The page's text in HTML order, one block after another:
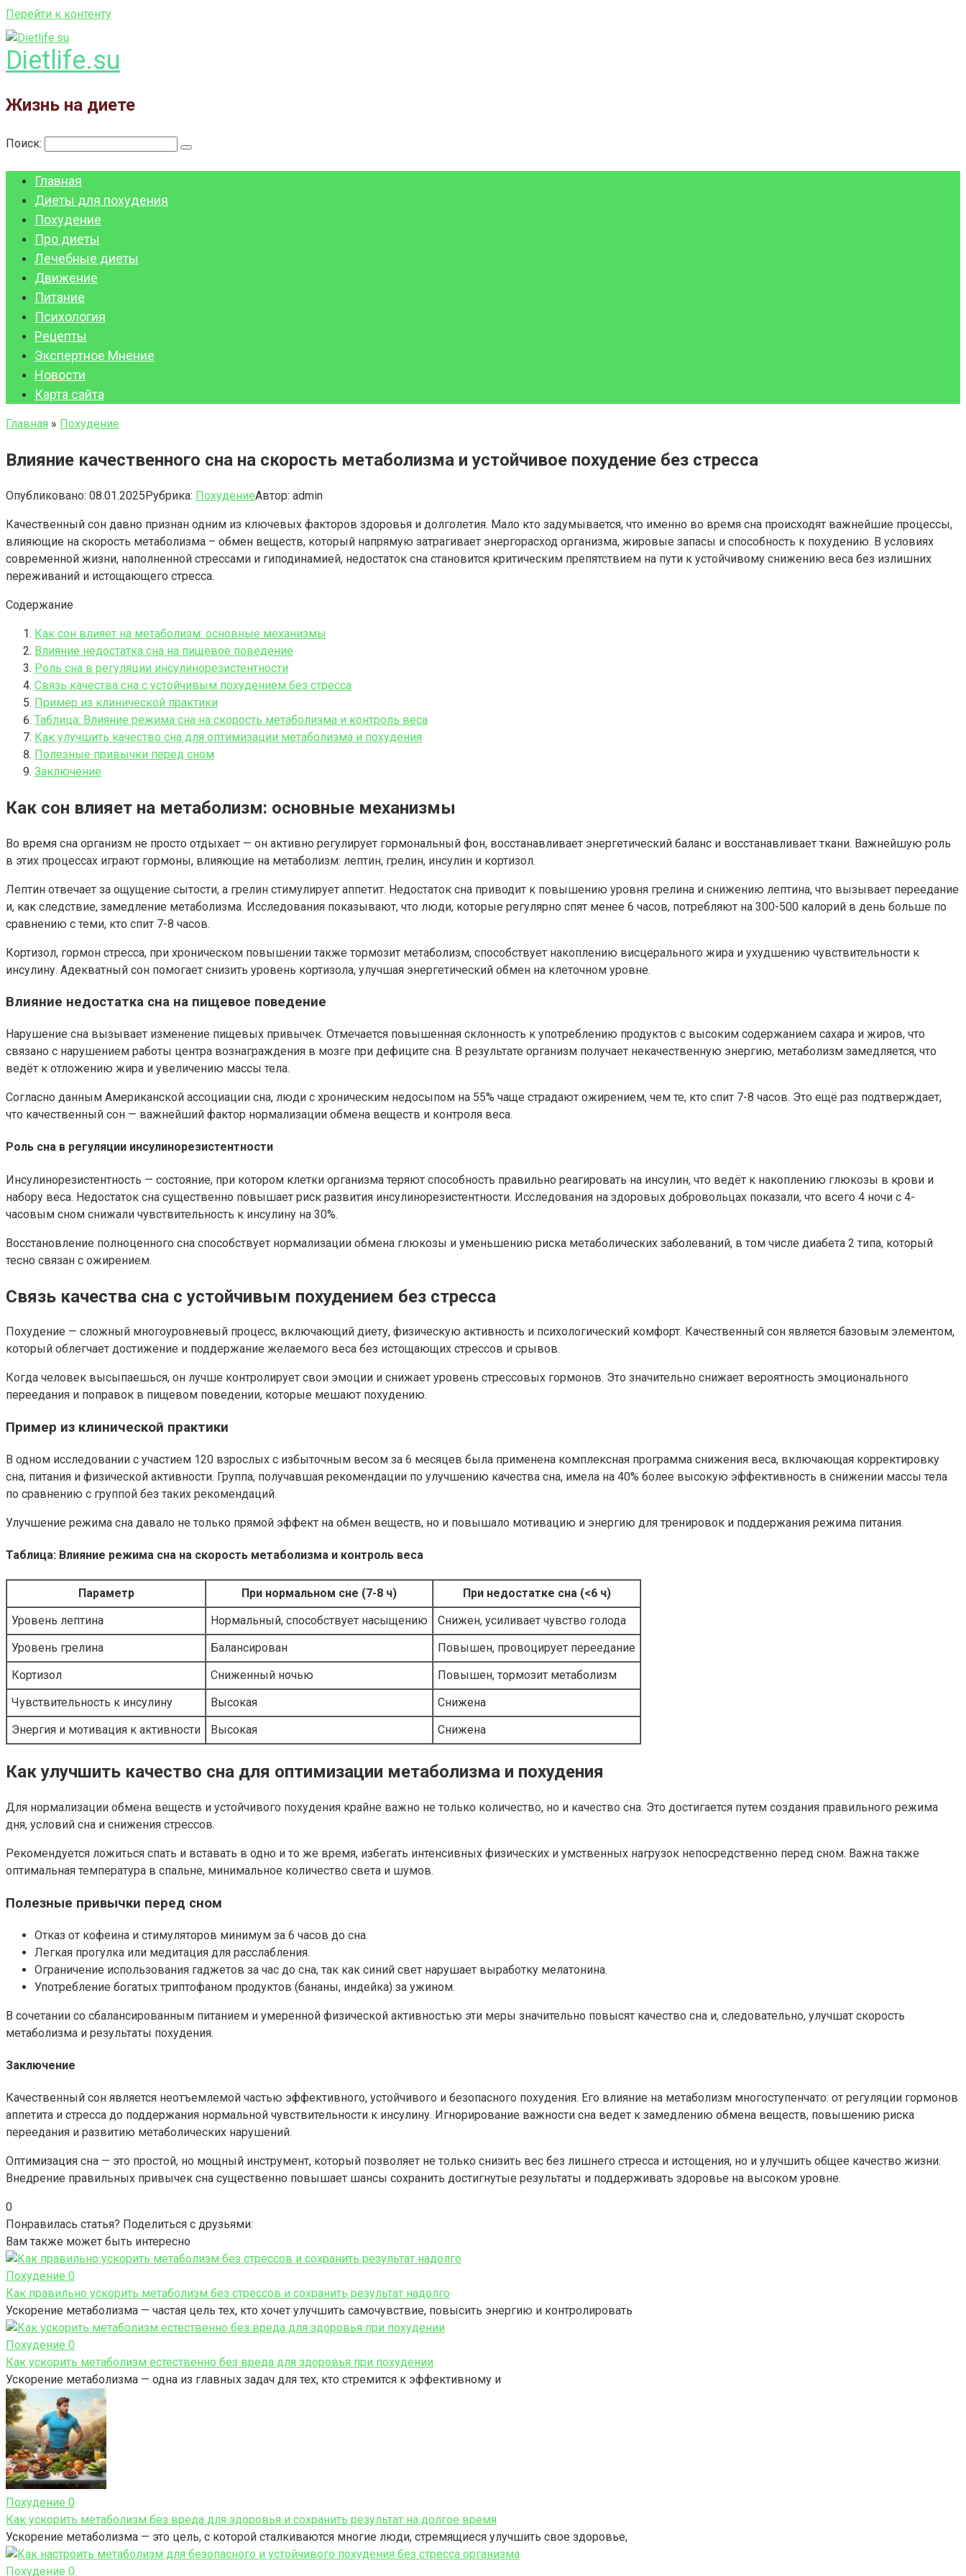
Перейти к контенту
Dietlife.su
Жизнь на диете
Поиск:
Главная
Диеты для похудения
Похудение
Про диеты
Лечебные диеты
Движение
Питание
Психология
Рецепты
Экспертное Мнение
Новости
Карта сайта
Главная » Похудение
Влияние качественного сна на скорость метаболизма и устойчивое похудение без стресса
Опубликовано: 08.01.2025Рубрика: ПохудениеАвтор: admin
Качественный сон давно признан одним из ключевых факторов здоровья и долголетия. Мало кто задумывается, что именно во время сна происходят важнейшие процессы,
влияющие на скорость метаболизма – обмен веществ, который напрямую затрагивает энергорасход организма, жировые запасы и способность к похудению. В условиях
современной жизни, наполненной стрессами и гиподинамией, недостаток сна становится критическим препятствием на пути к устойчивому снижению веса без излишних
переживаний и истощающего стресса.
Содержание
Как сон влияет на метаболизм: основные механизмы
Влияние недостатка сна на пищевое поведение
Роль сна в регуляции инсулинорезистентности
Связь качества сна с устойчивым похудением без стресса
Пример из клинической практики
Таблица: Влияние режима сна на скорость метаболизма и контроль веса
Как улучшить качество сна для оптимизации метаболизма и похудения
Полезные привычки перед сном
Заключение
Как сон влияет на метаболизм: основные механизмы
Во время сна организм не просто отдыхает — он активно регулирует гормональный фон, восстанавливает энергетический баланс и восстанавливает ткани. Важнейшую роль
в этих процессах играют гормоны, влияющие на метаболизм: лептин, грелин, инсулин и кортизол.
Лептин отвечает за ощущение сытости, а грелин стимулирует аппетит. Недостаток сна приводит к повышению уровня грелина и снижению лептина, что вызывает переедание
и, как следствие, замедление метаболизма. Исследования показывают, что люди, которые регулярно спят менее 6 часов, потребляют на 300-500 калорий в день больше по
сравнению с теми, кто спит 7-8 часов.
Кортизол, гормон стресса, при хроническом повышении также тормозит метаболизм, способствует накоплению висцерального жира и ухудшению чувствительности к
инсулину. Адекватный сон помогает снизить уровень кортизола, улучшая энергетический обмен на клеточном уровне.
Влияние недостатка сна на пищевое поведение
Нарушение сна вызывает изменение пищевых привычек. Отмечается повышенная склонность к употреблению продуктов с высоким содержанием сахара и жиров, что
связано с нарушением работы центра вознаграждения в мозге при дефиците сна. В результате организм получает некачественную энергию, метаболизм замедляется, что
ведёт к отложению жира и увеличению массы тела.
Согласно данным Американской ассоциации сна, люди с хроническим недосыпом на 55% чаще страдают ожирением, чем те, кто спит 7-8 часов. Это ещё раз подтверждает,
что качественный сон — важнейший фактор нормализации обмена веществ и контроля веса.
Роль сна в регуляции инсулинорезистентности
Инсулинорезистентность — состояние, при котором клетки организма теряют способность правильно реагировать на инсулин, что ведёт к накоплению глюкозы в крови и
набору веса. Недостаток сна существенно повышает риск развития инсулинорезистентности. Исследования на здоровых добровольцах показали, что всего 4 ночи с 4-
часовым сном снижали чувствительность к инсулину на 30%.
Восстановление полноценного сна способствует нормализации обмена глюкозы и уменьшению риска метаболических заболеваний, в том числе диабета 2 типа, который
тесно связан с ожирением.
Связь качества сна с устойчивым похудением без стресса
Похудение — сложный многоуровневый процесс, включающий диету, физическую активность и психологический комфорт. Качественный сон является базовым элементом,
который облегчает достижение и поддержание желаемого веса без истощающих стрессов и срывов.
Когда человек высыпаешься, он лучше контролирует свои эмоции и снижает уровень стрессовых гормонов. Это значительно снижает вероятность эмоционального
переедания и поправок в пищевом поведении, которые мешают похудению.
Пример из клинической практики
В одном исследовании с участием 120 взрослых с избыточным весом за 6 месяцев была применена комплексная программа снижения веса, включающая корректировку
сна, питания и физической активности. Группа, получавшая рекомендации по улучшению качества сна, имела на 40% более высокую эффективность в снижении массы тела
по сравнению с группой без таких рекомендаций.
Улучшение режима сна давало не только прямой эффект на обмен веществ, но и повышало мотивацию и энергию для тренировок и поддержания режима питания.
Таблица: Влияние режима сна на скорость метаболизма и контроль веса
Параметр При нормальном сне (7-8 ч)
При недостатке сна (<6 ч)
Уровень лептина
Нормальный, способствует насыщению
Снижен, усиливает чувство голода
Уровень грелина
Балансирован
Повышен, провоцирует переедание
Кортизол
Сниженный ночью
Повышен, тормозит метаболизм
Чувствительность к инсулину
Высокая
Снижена
Энергия и мотивация к активности
Высокая Снижена
Как улучшить качество сна для оптимизации метаболизма и похудения
Для нормализации обмена веществ и устойчивого похудения крайне важно не только количество, но и качество сна. Это достигается путем создания правильного режима
дня, условий сна и снижения стрессов.
Рекомендуется ложиться спать и вставать в одно и то же время, избегать интенсивных физических и умственных нагрузок непосредственно перед сном. Важна также
оптимальная температура в спальне, минимальное количество света и шумов.
Полезные привычки перед сном
Отказ от кофеина и стимуляторов минимум за 6 часов до сна.
Легкая прогулка или медитация для расслабления.
Ограничение использования гаджетов за час до сна, так как синий свет нарушает выработку мелатонина.
Употребление богатых триптофаном продуктов (бананы, индейка) за ужином.
В сочетании со сбалансированным питанием и умеренной физической активностью эти меры значительно повысят качество сна и, следовательно, улучшат скорость
метаболизма и результаты похудения.
Заключение
Качественный сон является неотъемлемой частью эффективного, устойчивого и безопасного похудения. Его влияние на метаболизм многоступенчато: от регуляции гормонов
аппетита и стресса до поддержания нормальной чувствительности к инсулину. Игнорирование важности сна ведет к замедлению обмена веществ, повышению риска
переедания и развитию метаболических нарушений.
Оптимизация сна — это простой, но мощный инструмент, который позволяет не только снизить вес без лишнего стресса и истощения, но и улучшить общее качество жизни.
Внедрение правильных привычек сна существенно повышает шансы сохранить достигнутые результаты и поддерживать здоровье на высоком уровне.
0
Понравилась статья? Поделиться с друзьями:
Вам также может быть интересно
Похудение 0
Как правильно ускорить метаболизм без стрессов и сохранить результат надолго
Ускорение метаболизма — частая цель тех, кто хочет улучшить самочувствие, повысить энергию и контролировать
Похудение 0
Как ускорить метаболизм естественно без вреда для здоровья при похудении
Ускорение метаболизма — одна из главных задач для тех, кто стремится к эффективному и
Похудение 0
Как ускорить метаболизм без вреда для здоровья и сохранить результат на долгое время
Ускорение метаболизма — это цель, с которой сталкиваются многие люди, стремящиеся улучшить свое здоровье,
Похудение 0